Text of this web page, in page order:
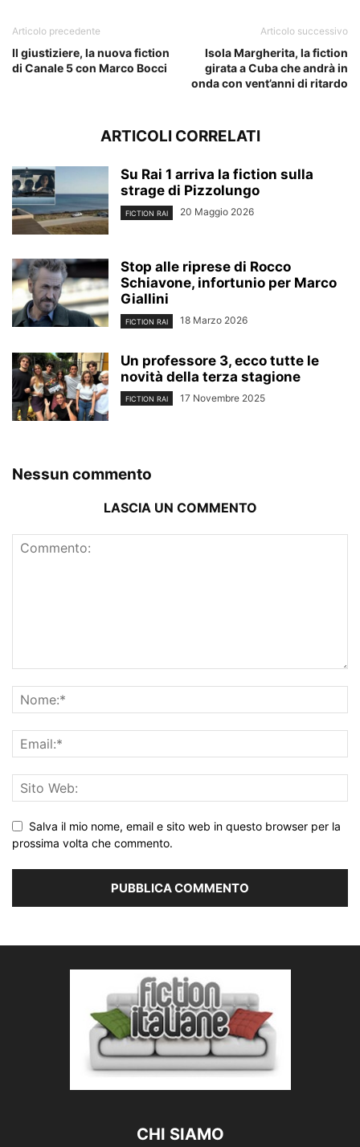
Articolo precedente
Il giustiziere, la nuova fiction
di Canale 5 con Marco Bocci
Articolo successivo
Isola Margherita, la fiction
girata a Cuba che andrà in
onda con vent’anni di ritardo
ARTICOLI CORRELATI
Su Rai 1 arriva la fiction sulla
strage di Pizzolungo
FICTION RAI 20 Maggio 2026
Stop alle riprese di Rocco
Schiavone, infortunio per Marco
Giallini
FICTION RAI 18 Marzo 2026
Un professore 3, ecco tutte le
novità della terza stagione
FICTION RAI 17 Novembre 2025
Nessun commento
LASCIA UN COMMENTO
Salva il mio nome, email e sito web in questo browser per la
prossima volta che commento.
CHI SIAMO